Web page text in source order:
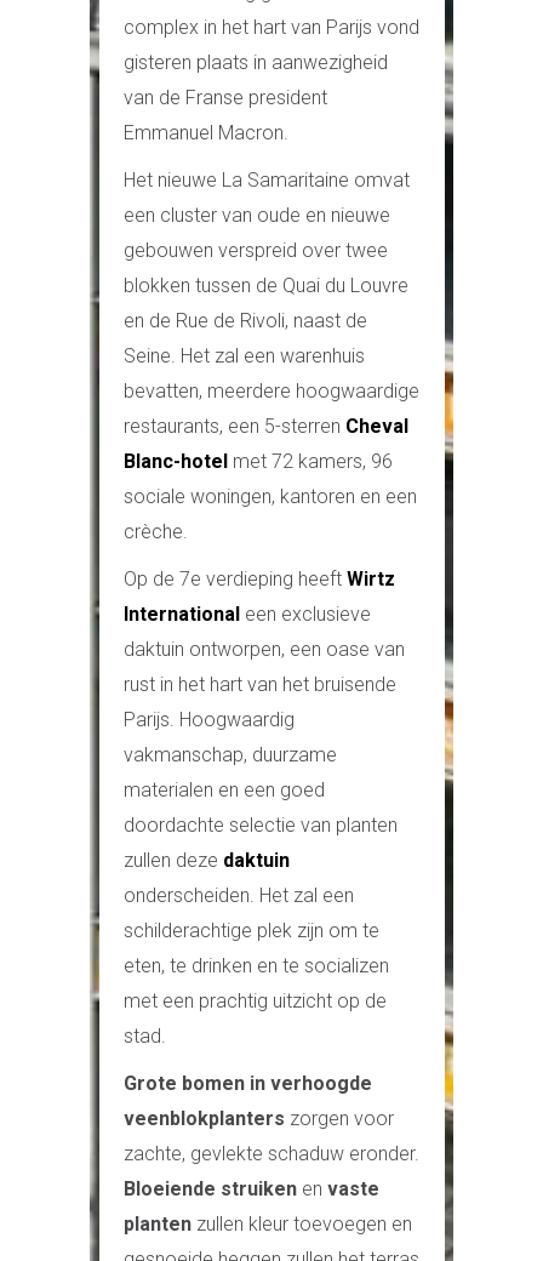
complex in het hart van Parijs vond
gisteren plaats in aanwezigheid
van de Franse president
Emmanuel Macron.
Het nieuwe La Samaritaine omvat
een cluster van oude en nieuwe
gebouwen verspreid over twee
blokken tussen de Quai du Louvre
en de Rue de Rivoli, naast de
Seine. Het zal een warenhuis
bevatten, meerdere hoogwaardige
restaurants, een 5-sterren Cheval
Blanc-hotelmet 72 kamers, 96
sociale woningen, kantoren en een
crèche.
Op de 7e verdieping heeft Wirtz
Internationaleen exclusieve
daktuin ontworpen, een oase van
rust in het hart van het bruisende
Parijs. Hoogwaardig
vakmanschap, duurzame
materialen en een goed
doordachte selectie van planten
zullen deze daktuin
onderscheiden. Het zal een
schilderachtige plek zijn om te
eten, te drinken en te socializen
met een prachtig uitzicht op de
stad.
Grote bomen in verhoogde
veenblokplanters zorgen voor
zachte, gevlekte schaduw eronder.
Bloeiende struikenen vaste
plantenzullen kleur toevoegen en